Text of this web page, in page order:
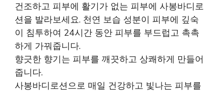
건조하고 피부에 활기가 없는 피부에 사봉바디로
션을 발라보세요. 천연 보습 성분이 피부에 깊숙
이 침투하여 24시간 동안 피부를 부드럽고 촉촉
하게 가꿔줍니다.
향긋한 향기는 피부를 깨끗하고 상쾌하게 만들어
줍니다.
사봉바디로션으로 매일 건강하고 빛나는 피부를